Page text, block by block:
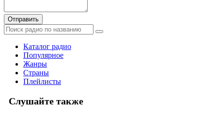
Отправить
Каталог радио
Популярное
Жанры
Страны
Плейлисты
Слушайте также